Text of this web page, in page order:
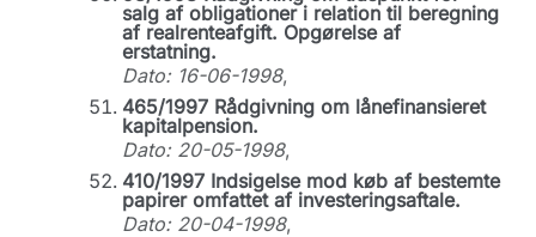
salg af obligationer i relation til beregning
af realrenteafgift. Opgørelse af
erstatning.
Dato: 16-06-1998,
465/1997 Rådgivning om lånefinansieret
kapitalpension.
Dato: 20-05-1998,
410/1997 Indsigelse mod køb af bestemte
papirer omfattet af investeringsaftale.
Dato: 20-04-1998,